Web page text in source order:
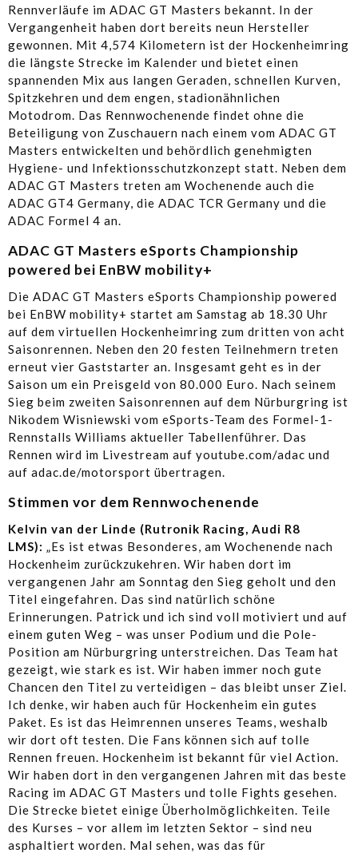
Rennverläufe im ADAC GT Masters bekannt. In der
Vergangenheit haben dort bereits neun Hersteller
gewonnen. Mit 4,574 Kilometern ist der Hockenheimring
die längste Strecke im Kalender und bietet einen
spannenden Mix aus langen Geraden, schnellen Kurven,
Spitzkehren und dem engen, stadionähnlichen
Motodrom. Das Rennwochenende findet ohne die
Beteiligung von Zuschauern nach einem vom ADAC GT
Masters entwickelten und behördlich genehmigten
Hygiene- und Infektionsschutzkonzept statt. Neben dem
ADAC GT Masters treten am Wochenende auch die
ADAC GT4 Germany, die ADAC TCR Germany und die
ADAC Formel 4 an.
ADAC GT Masters eSports Championship
powered bei EnBW mobility+
Die ADAC GT Masters eSports Championship powered
bei EnBW mobility+ startet am Samstag ab 18.30 Uhr
auf dem virtuellen Hockenheimring zum dritten von acht
Saisonrennen. Neben den 20 festen Teilnehmern treten
erneut vier Gaststarter an. Insgesamt geht es in der
Saison um ein Preisgeld von 80.000 Euro. Nach seinem
Sieg beim zweiten Saisonrennen auf dem Nürburgring ist
Nikodem Wisniewski vom eSports-Team des Formel-1-
Rennstalls Williams aktueller Tabellenführer. Das
Rennen wird im Livestream auf youtube.com/adac und
auf adac.de/motorsport übertragen.
Stimmen vor dem Rennwochenende
Kelvin van der Linde (Rutronik Racing, Audi R8
LMS): „Es ist etwas Besonderes, am Wochenende nach
Hockenheim zurückzukehren. Wir haben dort im
vergangenen Jahr am Sonntag den Sieg geholt und den
Titel eingefahren. Das sind natürlich schöne
Erinnerungen. Patrick und ich sind voll motiviert und auf
einem guten Weg – was unser Podium und die Pole-
Position am Nürburgring unterstreichen. Das Team hat
gezeigt, wie stark es ist. Wir haben immer noch gute
Chancen den Titel zu verteidigen – das bleibt unser Ziel.
Ich denke, wir haben auch für Hockenheim ein gutes
Paket. Es ist das Heimrennen unseres Teams, weshalb
wir dort oft testen. Die Fans können sich auf tolle
Rennen freuen. Hockenheim ist bekannt für viel Action.
Wir haben dort in den vergangenen Jahren mit das beste
Racing im ADAC GT Masters und tolle Fights gesehen.
Die Strecke bietet einige Überholmöglichkeiten. Teile
des Kurses – vor allem im letzten Sektor – sind neu
asphaltiert worden. Mal sehen, was das für